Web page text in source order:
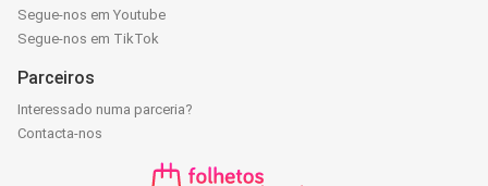
Segue-nos em Youtube
Segue-nos em TikTok
Parceiros
Interessado numa parceria?
Contacta-nos